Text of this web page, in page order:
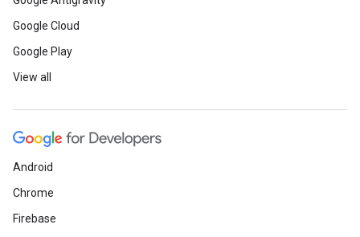
Google Cloud
Google Play
View all
Android
Chrome
Firebase